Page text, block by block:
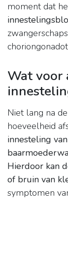
moment dat
Wat voor
Niet lang na
hoeveelheid
innesteling
Hierdoor kan
of bruin van
symptomen